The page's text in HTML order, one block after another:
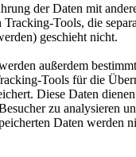
der Daten mit
Tools, die
geschieht nicht.
außerdem
Tools für die
Diese Daten
zu analysieren
Daten werden